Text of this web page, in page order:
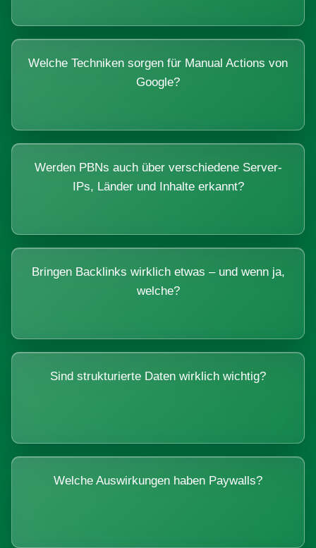
Welche Techniken sorgen für Manual Actions von
Google?
Werden PBNs auch über verschiedene Server-
IPs, Länder und Inhalte erkannt?
Bringen Backlinks wirklich etwas – und wenn ja,
welche?
Sind strukturierte Daten wirklich wichtig?
Welche Auswirkungen haben Paywalls?